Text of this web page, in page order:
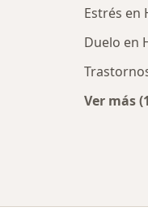
Estrés en
Duelo en
Ver más